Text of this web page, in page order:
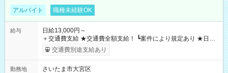
アルバイト 職種未経験OK
給与
日給13,000円～
＋交通費支給 ★交通費全額支給！ ┗案件により規定あり ★日払
いOK！（規定あり） ┗働いたその日に現金GET♪ お仕事後はコ
ンビニATMから 日払い分を引き落とせます！ 【試用期間】試
交通費別途支給あり
勤務地
さいたま市大宮区